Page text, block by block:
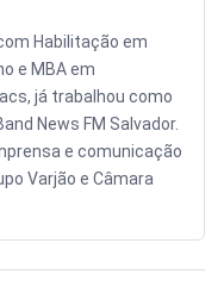
Habilitação em
e MBA em
já trabalhou como
News FM Salvador.
e comunicação
Varjão e Câmara